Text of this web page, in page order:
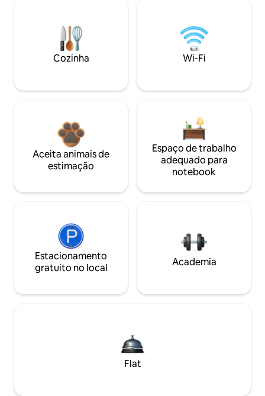
Cozinha Wi-Fi
Aceita animais de
estimação
Espaço de trabalho
adequado para
notebook
Estacionamento
gratuito no local
Academia
Flat